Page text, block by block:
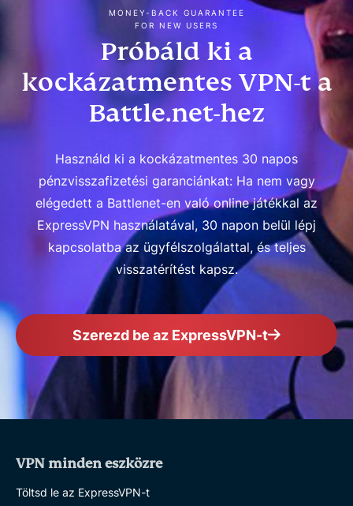
MONEY-BACK GUARANTEE
FOR NEW USERS
Próbáld ki a
kockázatmentes VPN-t a
Battle.net-hez
Használd ki a kockázatmentes 30 napos
pénzvisszafizetési garanciánkat: Ha nem vagy
elégedett a Battlenet-en való online játékkal az
ExpressVPN használatával, 30 napon belül lépj
kapcsolatba az ügyfélszolgálattal, és teljes
visszatérítést kapsz.
Szerezd be az ExpressVPN-t
VPN minden eszközre
Töltsd le az ExpressVPN-t